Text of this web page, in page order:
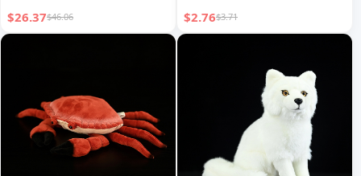
$26.37$46.06 $2.76$3.71